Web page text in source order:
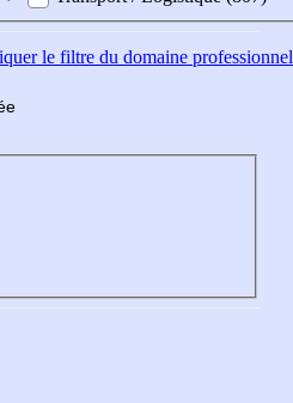
le filtre du domaine professionnel